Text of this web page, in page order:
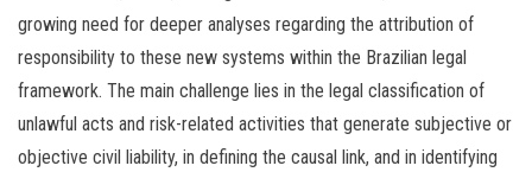
growing need for deeper analyses regarding the attribution of
responsibility to these new systems within the Brazilian legal
framework. The main challenge lies in the legal classification of
unlawful acts and risk-related activities that generate subjective or
objective civil liability, in defining the causal link, and in identifying